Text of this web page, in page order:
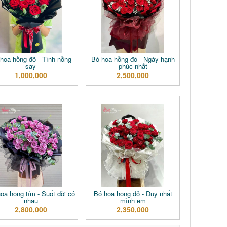
hồng đỏ - Tình nồng
say
1,000,000
Bó hoa hồng đỏ - Ngày hạnh
phúc nhất
2,500,000
hồng tím - Suốt đời có
nhau
2,800,000
Bó hoa hồng đỏ - Duy nhất
mình em
2,350,000